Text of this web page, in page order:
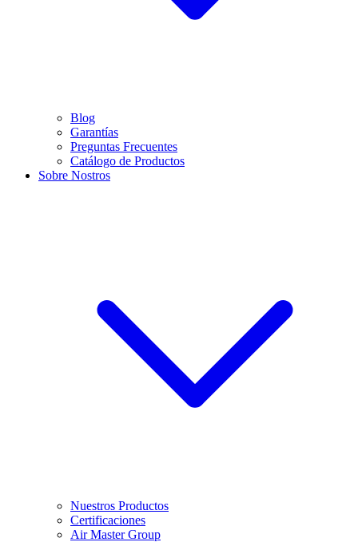
Blog
Garantías
Preguntas Frecuentes
Catálogo de Productos
Sobre Nostros
Nuestros Productos
Certificaciones
Air Master Group